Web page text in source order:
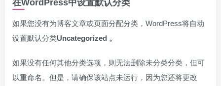
在WordPress中设置默认分类
如果您没有为博客文章或页面分配分类，WordPress将自动
设置默认分类Uncategorized 。
如果没有任何其他分类选项，则无法删除未分类分类，但可
以重命名。但是，请确保该站点未运行，因为您还将更改